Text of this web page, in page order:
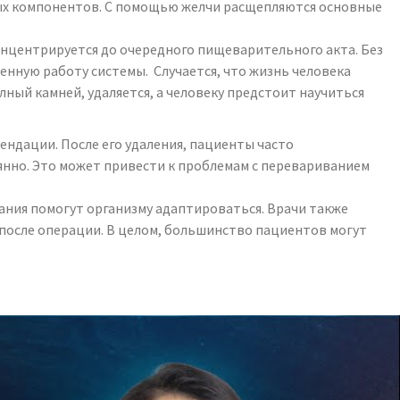
компонентов. С помощью желчи расщепляются основные
до очередного пищеварительного акта. Без
работу системы. Случается, что жизнь человека
камней, удаляется, а человеку предстоит научиться
После его удаления, пациенты часто
Это может привести к проблемам с перевариванием
помогут организму адаптироваться. Врачи также
операции. В целом, большинство пациентов могут